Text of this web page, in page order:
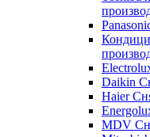
Daikin
Haier
MDV